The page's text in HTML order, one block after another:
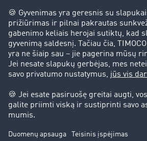
Klientai įdarbina klientus
Teisinė informacija
Teisinis pranešimas
Duomenų apsauga
Slapukų nustatymai